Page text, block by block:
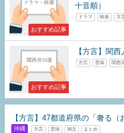
おすすめ記事
十音順）
ドラマ 映画 方
おすすめ記事
【方言】関
方言 意味 関西
【方言】47都道府県の「奢る
沖縄 方言 意味 例文 まとめ